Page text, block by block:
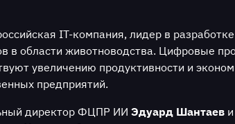
IT-компания, лидер в
в области животноводства. Цифровые
увеличению продуктивности и
предприятий.
директор ФЦПР ИИ Эдуард Шантаев